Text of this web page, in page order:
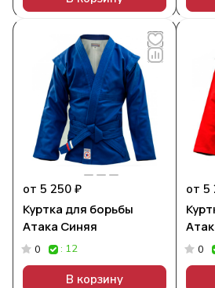
от 5 250 ₽
Куртка для борьбы
Атака Синяя
0 : 12
В корзину
от 5
0